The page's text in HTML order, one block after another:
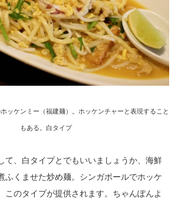
ッケンミー（福建麺）。ホッケンチャーと表現すること
もある。白タイプ
て、白タイプとでもいいましょうか、海鮮
ふくませた炒め麺。シンガポールでホッケ
このタイプが提供されます。ちゃんぽんよ